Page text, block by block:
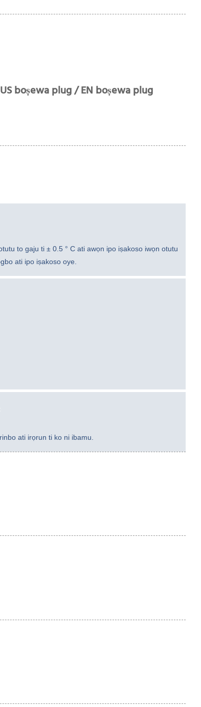
US boṣewa plug / EN boṣewa plug
to gaju ti ± 0.5 ° C ati awọn ipo iṣakoso iwọn otutu
ati ipo iṣakoso oye.
ati irọrun ti ko ni ibamu.